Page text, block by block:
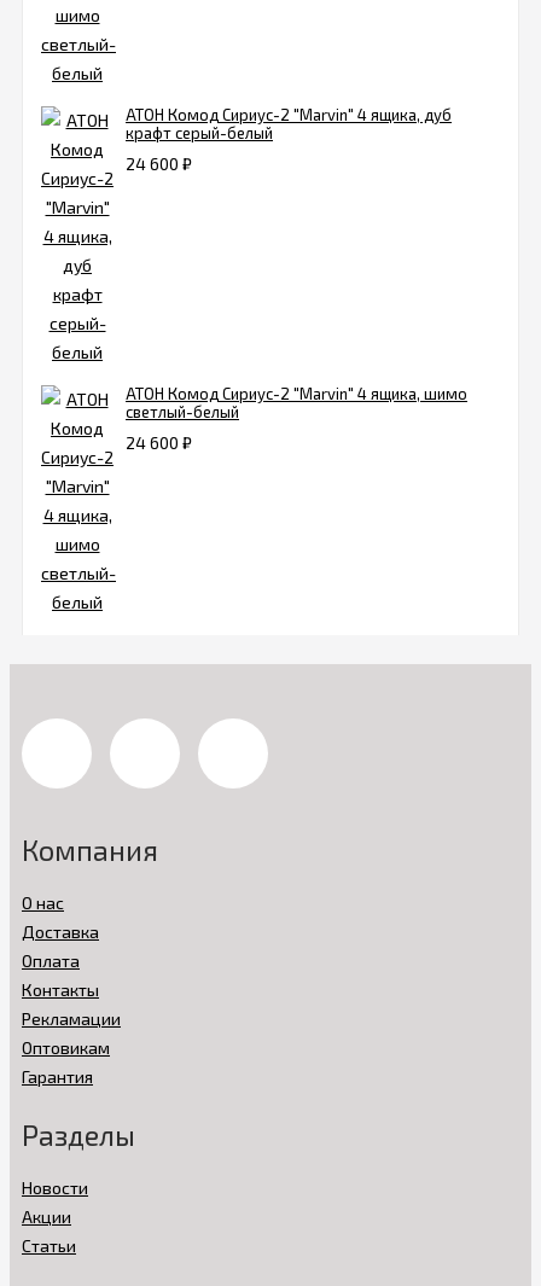
АТОН Комод Сириус-2 "Marvin" 4 ящика, дуб
крафт серый-белый
24 600 ₽
АТОН Комод Сириус-2 "Marvin" 4 ящика, шимо
светлый-белый
24 600 ₽
Компания
О нас
Доставка
Оплата
Контакты
Рекламации
Оптовикам
Гарантия
Разделы
Новости
Акции
Статьи